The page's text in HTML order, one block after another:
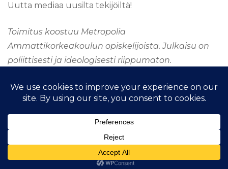
Uutta mediaa uusilta tekijöiltä!
Toimitus koostuu Metropolia
Ammattikorkeakoulun opiskelijoista. Julkaisu on
poliittisesti ja ideologisesti riippumaton.
&kopio; Tekijänoikeus 2026TAAJUUSMEDIA
oikeudet pidätetään.Fashion Stylist | KehittänytBlossom
WordPress